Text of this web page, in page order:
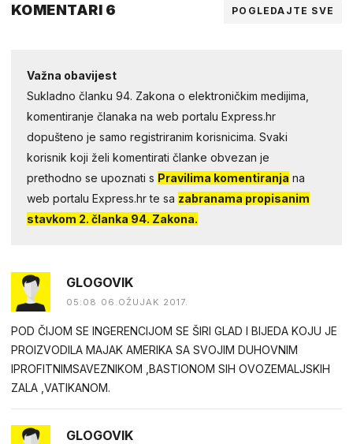
KOMENTARI 6 POGLEDAJTE SVE
Važna obavijest
Sukladno članku 94. Zakona o elektroničkim medijima,
komentiranje članaka na web portalu Express.hr
dopušteno je samo registriranim korisnicima. Svaki
korisnik koji želi komentirati članke obvezan je
prethodno se upoznati s Pravilima komentiranja na
web portalu Express.hr te sa zabranama propisanim
stavkom 2. članka 94. Zakona.
GLOGOVIK
05:08 06.OŽUJAK 2017.
POD ČIJOM SE INGERENCIJOM SE ŠIRI GLAD I BIJEDA KOJU JE
PROIZVODILA MAJAK AMERIKA SA SVOJIM DUHOVNIM
IPROFITNIMSAVEZNIKOM ,BASTIONOM SIH OVOZEMALJSKIH
ZALA ,VATIKANOM.
GLOGOVIK